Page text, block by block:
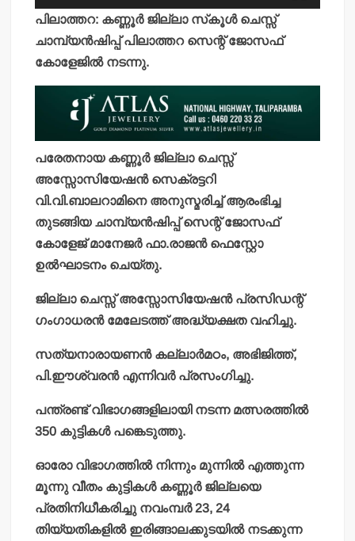
പിലാത്തറ: കണ്ണൂര്‍ ജില്ലാ സ്‌കൂള്‍ ചെസ്സ്
ചാമ്പ്യന്‍ഷിപ്പ് പിലാത്തറ സെന്റ് ജോസഫ്
കോളേജില്‍ നടന്നു.
പരേതനായ കണ്ണൂര്‍ ജില്ലാ ചെസ്സ്
അസ്സോസിയേഷന്‍ സെക്രട്ടറി
വി.വി.ബാലറാമിനെ അനുസ്മരിച്ച് ആരംഭിച്ച
തുടങ്ങിയ ചാമ്പ്യന്‍ഷിപ്പ് സെന്റ് ജോസഫ്
കോളേജ് മാനേജര്‍ ഫാ.രാജന്‍ ഫെസ്റ്റോ
ഉല്‍ഘാടനം ചെയ്തു.
ജില്ലാ ചെസ്സ് അസ്സോസിയേഷന്‍ പ്രസിഡന്റ്
ഗംഗാധരന്‍ മേലേടത്ത് അദ്ധ്യക്ഷത വഹിച്ചു.
സത്യനാരായണന്‍ കല്ലാര്‍മഠം, അഭിജിത്ത്,
പി.ഈശ്വരന്‍ എന്നിവര്‍ പ്രസംഗിച്ചു.
പന്ത്രണ്ട് വിഭാഗങ്ങളിലായി നടന്ന മത്സരത്തില്‍
350 കുട്ടികള്‍ പങ്കെടുത്തു.
ഓരോ വിഭാഗത്തില്‍ നിന്നും മുന്നില്‍ എത്തുന്ന
മൂന്നു വീതം കുട്ടികള്‍ കണ്ണൂര്‍ ജില്ലയെ
പ്രതിനിധീകരിച്ചു നവംമ്പര്‍ 23, 24
തിയ്യതികളില്‍ ഇരിങ്ങാലക്കുടയില്‍ നടക്കുന്ന